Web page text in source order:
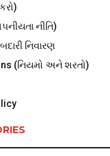
નીતિ)
નિવારણ
(નિયમો અને શરતો)